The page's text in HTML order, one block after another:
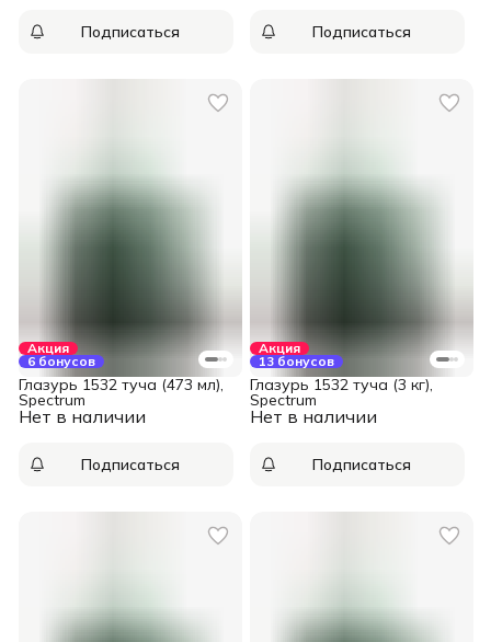
Подписаться Подписаться
Акция
6 бонусов
Нет в наличии
Глазурь 1532 туча (473 мл),
Spectrum
Подписаться
Акция
13 бонусов
Нет в наличии
Глазурь 1532 туча (3 кг),
Spectrum
Подписаться